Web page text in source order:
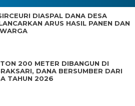
DIASPAL DANA DESA
ARUS HASIL PANEN DAN
200 METER DIBANGUN DI
DANA BERSUMBER DARI
TAHUN 2026